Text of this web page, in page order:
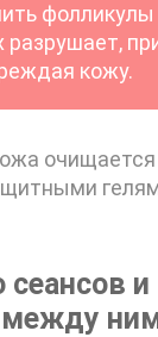
фолликулы
разрушает,
кожу.
очищается
сеансов и